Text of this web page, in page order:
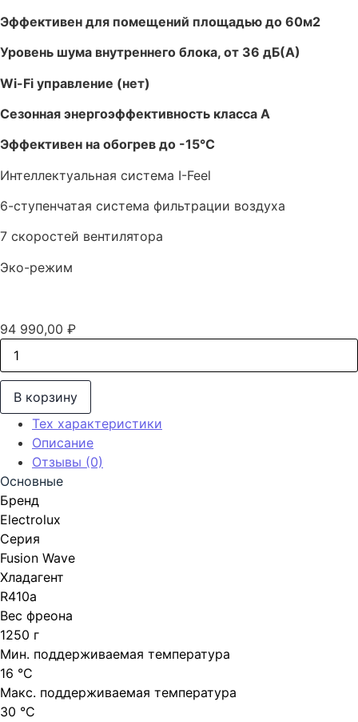
Эффективен для помещений площадью до 60м2
Уровень шума внутреннего блока, от 36 дБ(А)
Wi-Fi управление (нет)
Сезонная энергоэффективность класса А
Эффективен на обогрев до -15°C
Интеллектуальная система I-Feel
6-ступенчатая система фильтрации воздуха
7 скоростей вентилятора
Эко-режим
94 990,00 ₽
Количество товара Классическая Сплит-Система до
В корзину
Тех характеристики
Описание
Отзывы (0)
Основные
Бренд
Electrolux
Серия
Fusion Wave
Хладагент
R410a
Вес фреона
1250 г
Мин. поддерживаемая температура
16 °С
Макс. поддерживаемая температура
30 °С